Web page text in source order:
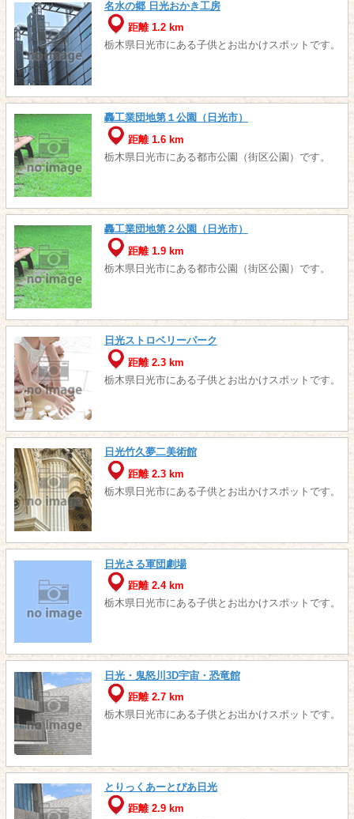
名水の郷 日光おかき工房
距離 1.2 km
栃木県日光市にある子供とお出かけスポットです。
轟工業団地第１公園（日光市）
距離 1.6 km
栃木県日光市にある都市公園（街区公園）です。
轟工業団地第２公園（日光市）
距離 1.9 km
栃木県日光市にある都市公園（街区公園）です。
日光ストロベリーパーク
距離 2.3 km
栃木県日光市にある子供とお出かけスポットです。
日光竹久夢二美術館
距離 2.3 km
栃木県日光市にある子供とお出かけスポットです。
日光さる軍団劇場
距離 2.4 km
栃木県日光市にある子供とお出かけスポットです。
日光・鬼怒川3D宇宙・恐竜館
距離 2.7 km
栃木県日光市にある子供とお出かけスポットです。
とりっくあーとぴあ日光
距離 2.9 km